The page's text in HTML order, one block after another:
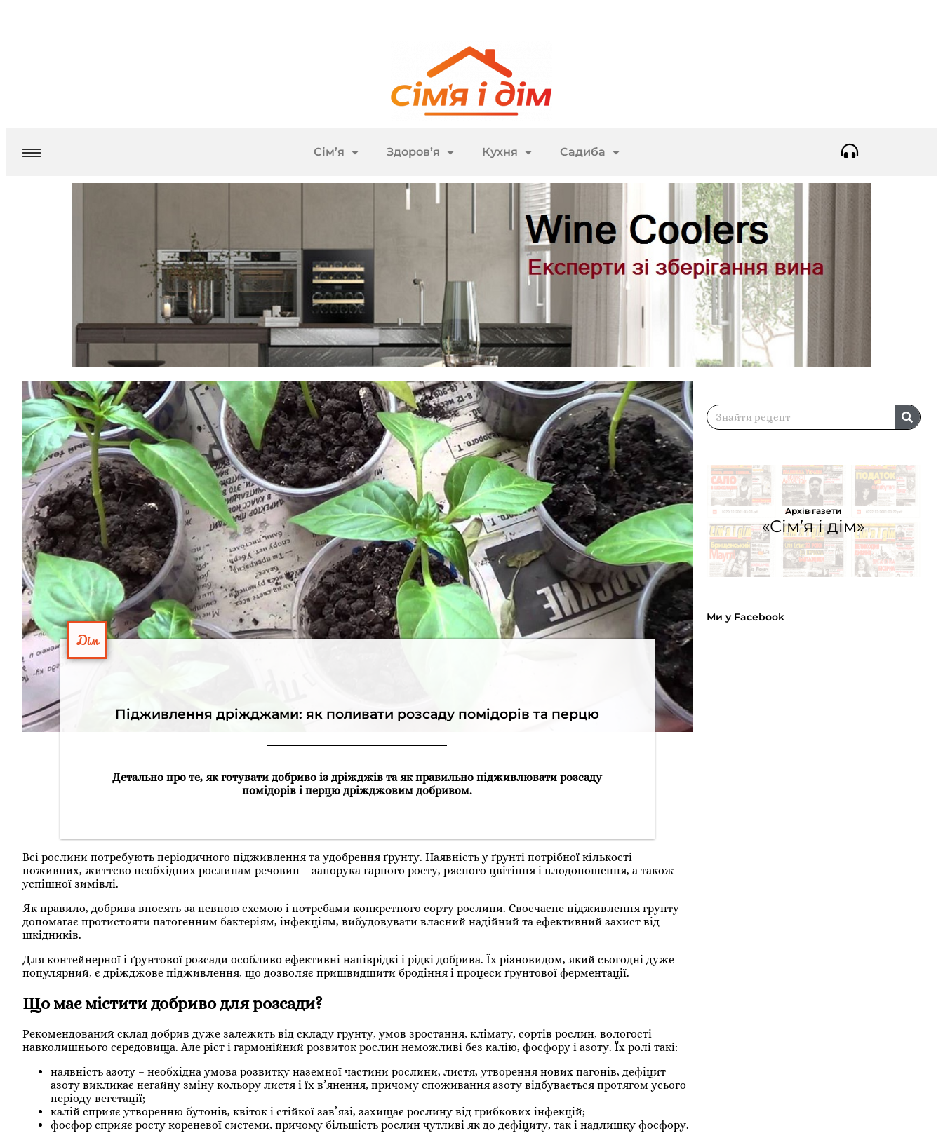
Сім’я Здоров’я Кухня Садиба
Дім
Підживлення дріжджами: як поливати розсаду помідорів та перцю
Детально про те, як готувати добриво із дріжджів та як правильно підживлювати розсаду
помідорів і перцю дріжджовим добривом.
Всі рослини потребують періодичного підживлення та удобрення ґрунту. Наявність у ґрунті потрібної кількості
поживних, життєво необхідних рослинам речовин – запорука гарного росту, рясного цвітіння і плодоношення, а також
успішної зимівлі.
Як правило, добрива вносять за певною схемою і потребами конкретного сорту рослини. Своєчасне підживлення грунту
допомагає протистояти патогенним бактеріям, інфекціям, вибудовувати власний надійний та ефективний захист від
шкідників.
Для контейнерної і ґрунтової розсади особливо ефективні напіврідкі і рідкі добрива. Їх різновидом, який сьогодні дуже
популярний, є дріжджове підживлення, що дозволяє пришвидшити бродіння і процеси ґрунтової ферментації.
Що має містити добриво для розсади?
Рекомендований склад добрив дуже залежить від складу грунту, умов зростання, клімату, сортів рослин, вологості
навколишнього середовища. Але ріст і гармонійний розвиток рослин неможливі без калію, фосфору і азоту. Їх ролі такі:
наявність азоту – необхідна умова розвитку наземної частини рослини, листя, утворення нових пагонів, дефіцит
азоту викликає негайну зміну кольору листя і їх в’янення, причому споживання азоту відбувається протягом усього
періоду вегетації;
калій сприяє утворенню бутонів, квіток і стійкої зав’язі, захищає рослину від грибкових інфекцій;
фосфор сприяє росту кореневої системи, причому більшість рослин чутливі як до дефіциту, так і надлишку фосфору.
Архів газети
«Сім’я і дім»
Ми у Facebook